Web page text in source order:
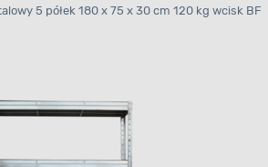
5 półek 180 x 75 x 30 cm 120 kg wcisk BF